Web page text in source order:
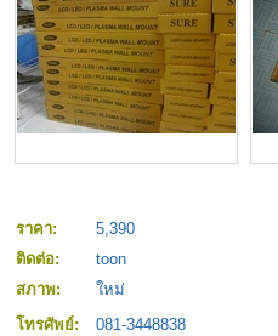
ราคา: 5,390
ติดต่อ:
toon
สภาพ:
ใหม่
โทรศัพย์:
081-3448838